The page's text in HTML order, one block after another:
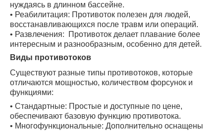
нуждаясь в длинном бассейне.
• Реабилитация: Противоток полезен для людей,
восстанавливающихся после травм или операций.
• Развлечения: Противоток делает плавание более
интересным и разнообразным, особенно для детей.
Виды противотоков
Существуют разные типы противотоков, которые
отличаются мощностью, количеством форсунок и
функциями:
• Стандартные: Простые и доступные по цене,
обеспечивают базовую функцию противотока.
• Многофункциональные: Дополнительно оснащены